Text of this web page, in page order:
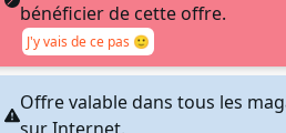
Offre valable dans tous les
bénéficier de cette offre.
J'y vais de ce pas 🙂